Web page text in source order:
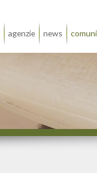
agenzie news